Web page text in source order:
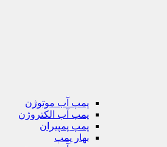
پمپ آب موتوژن
پمپ آب الکتروژن
پمپ پمپیران
بهار پمپ